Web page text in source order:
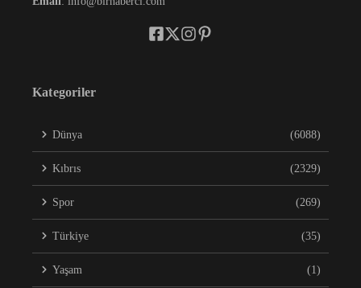
Kategoriler
Dünya (6088)
Kıbrıs (2329)
Spor (269)
Türkiye (35)
Yaşam (1)